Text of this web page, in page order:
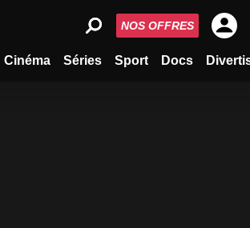
Cinéma Séries Sport Docs
NOS OFFRES